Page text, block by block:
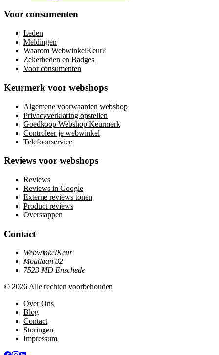
Voor consumenten
Leden
Meldingen
Waarom WebwinkelKeur?
Zekerheden en Badges
Voor consumenten
Keurmerk voor webshops
Algemene voorwaarden webshop
Privacyverklaring opstellen
Goedkoop Webshop Keurmerk
Controleer je webwinkel
Telefoonservice
Reviews voor webshops
Reviews
Reviews in Google
Externe reviews tonen
Product reviews
Overstappen
Contact
WebwinkelKeur
Moutlaan 32
7523 MD Enschede
© 2026 Alle rechten voorbehouden
Over Ons
Blog
Contact
Storingen
Impressum